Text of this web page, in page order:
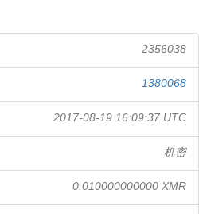
2356038
1380068
2017-08-19 16:09:37 UTC
机密
0.010000000000 XMR